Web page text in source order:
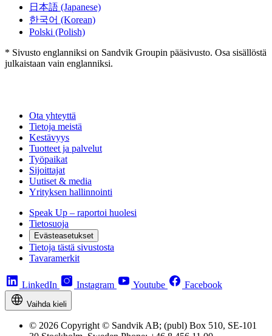
日本語 (Japanese)
한국어 (Korean)
Polski (Polish)
* Sivusto englanniksi on Sandvik Groupin pääsivusto. Osa sisällöstä
julkaistaan vain englanniksi.
Ota yhteyttä
Tietoja meistä
Kestävyys
Tuotteet ja palvelut
Työpaikat
Sijoittajat
Uutiset & media
Yrityksen hallinnointi
Speak Up – raportoi huolesi
Tietosuoja
Evästeasetukset
Tietoja tästä sivustosta
Tavaramerkit
LinkedIn Instagram Youtube Facebook
Vaihda kieli
© 2026 Copyright © Sandvik AB; (publ) Box 510, SE-101